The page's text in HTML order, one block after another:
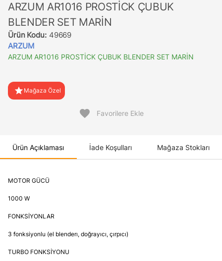
ARZUM AR1016 PROSTİCK ÇUBUK
BLENDER SET MARİN
Ürün Kodu: 49669
ARZUM
ARZUM AR1016 PROSTİCK ÇUBUK BLENDER SET MARİN
star Mağaza Özel
favorite Favorilere Ekle
Ürün Açıklaması İade Koşulları Mağaza Stokları
MOTOR GÜCÜ
1000 W
FONKSİYONLAR
3 fonksiyonlu (el blenderı, doğrayıcı, çırpıcı)
TURBO FONKSİYONU